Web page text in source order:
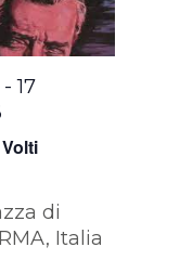
-17
di
Italia